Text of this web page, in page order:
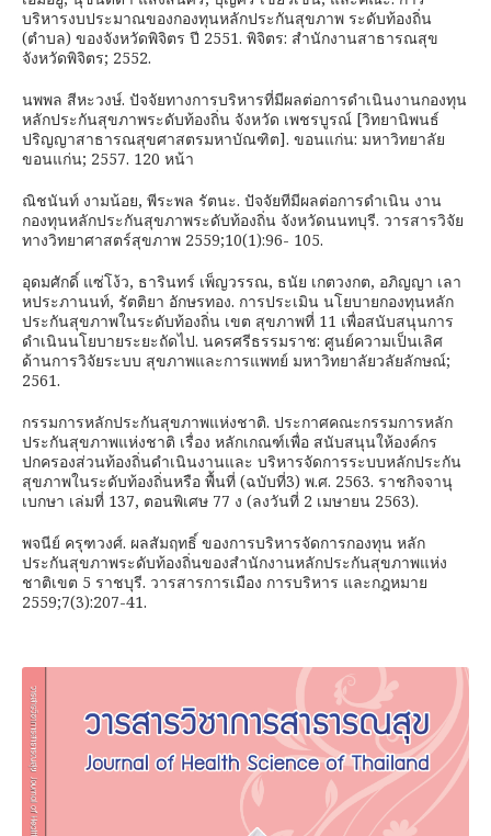
บริหารงบประมาณของกองทุนหลักประกันสุขภาพ ระดับท้องถิ่น
(ตำบล) ของจังหวัดพิจิตร ปี 2551. พิจิตร: สำนักงานสาธารณสุข
จังหวัดพิจิตร; 2552.
นพพล สีหะวงษ์. ปัจจัยทางการบริหารที่มีผลต่อการดำเนินงานกองทุน
หลักประกันสุขภาพระดับท้องถิ่น จังหวัด เพชรบูรณ์ [วิทยานิพนธ์
ปริญญาสาธารณสุขศาสตรมหาบัณฑิต]. ขอนแก่น: มหาวิทยาลัย
ขอนแก่น; 2557. 120 หน้า
ณิชนันท์ งามน้อย, พีระพล รัตนะ. ปัจจัยทีมีผลต่อการดำเนิน งาน
กองทุนหลักประกันสุขภาพระดับท้องถิ่น จังหวัดนนทบุรี. วารสารวิจัย
ทางวิทยาศาสตร์สุขภาพ 2559;10(1):96- 105.
อุดมศักดิ์ แซ่โง้ว, ธารินทร์ เพ็ญวรรณ, ธนัย เกตวงกต, อภิญญา เลา
หประภานนท์, รัตติยา อักษรทอง. การประเมิน นโยบายกองทุนหลัก
ประกันสุขภาพในระดับท้องถิ่น เขต สุขภาพที่ 11 เพื่อสนับสนุนการ
ดำเนินนโยบายระยะถัดไป. นครศรีธรรมราช: ศูนย์ความเป็นเลิศ
ด้านการวิจัยระบบ สุขภาพและการแพทย์ มหาวิทยาลัยวลัยลักษณ์;
2561.
กรรมการหลักประกันสุขภาพแห่งชาติ. ประกาศคณะกรรมการหลัก
ประกันสุขภาพแห่งชาติ เรื่อง หลักเกณฑ์เพื่อ สนับสนุนให้องค์กร
ปกครองส่วนท้องถิ่นดำเนินงานและ บริหารจัดการระบบหลักประกัน
สุขภาพในระดับท้องถิ่นหรือ พื้นที่ (ฉบับที่3) พ.ศ. 2563. ราชกิจจานุ
เบกษา เล่มที่ 137, ตอนพิเศษ 77 ง (ลงวันที่ 2 เมษายน 2563).
พจนีย์ ครุฑวงศ์. ผลสัมฤทธิ์ ของการบริหารจัดการกองทุน หลัก
ประกันสุขภาพระดับท้องถิ่นของสำนักงานหลักประกันสุขภาพแห่ง
ชาติเขต 5 ราชบุรี. วารสารการเมือง การบริหาร และกฎหมาย
2559;7(3):207-41.